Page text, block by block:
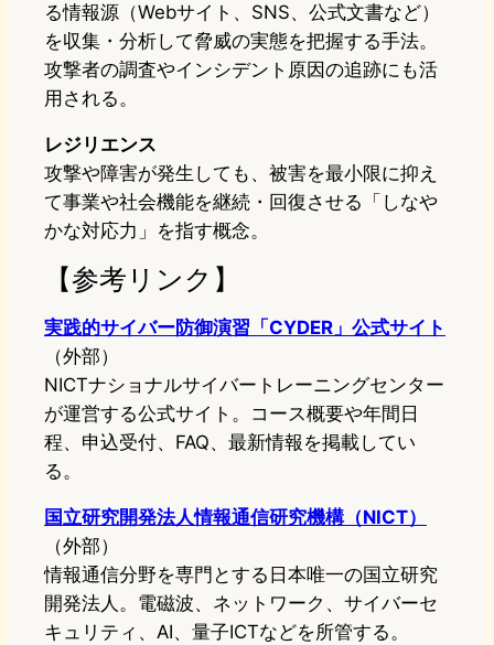
る情報源（Webサイト、SNS、公式文書など）
を収集・分析して脅威の実態を把握する手法。
攻撃者の調査やインシデント原因の追跡にも活
用される。
レジリエンス
攻撃や障害が発生しても、被害を最小限に抑え
て事業や社会機能を継続・回復させる「しなや
かな対応力」を指す概念。
【参考リンク】
実践的サイバー防御演習「CYDER」公式サイト
（外部）
NICTナショナルサイバートレーニングセンター
が運営する公式サイト。コース概要や年間日
程、申込受付、FAQ、最新情報を掲載してい
る。
国立研究開発法人情報通信研究機構（NICT）
（外部）
情報通信分野を専門とする日本唯一の国立研究
開発法人。電磁波、ネットワーク、サイバーセ
キュリティ、AI、量子ICTなどを所管する。